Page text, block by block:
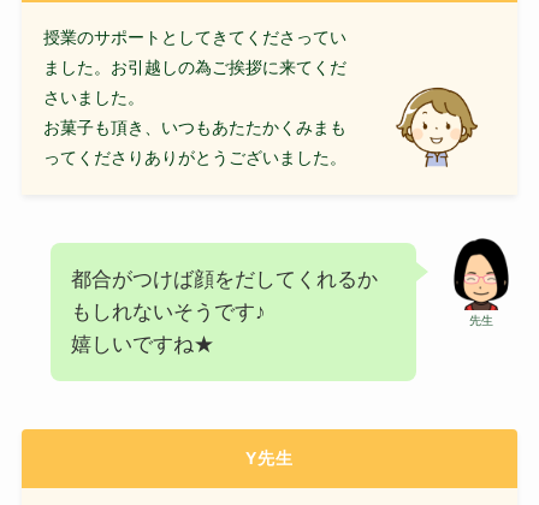
授業のサポートとしてきてくださってい
ました。お引越しの為ご挨拶に来てくだ
さいました。
お菓子も頂き、いつもあたたかくみまも
ってくださりありがとうございました。
先生
都合がつけば顔をだしてくれるか
もしれないそうです♪
嬉しいですね★
Y先生